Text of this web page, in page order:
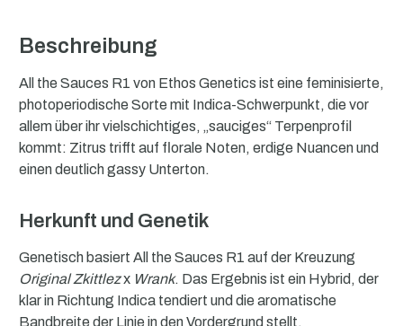
Beschreibung
All the Sauces R1 von Ethos Genetics ist eine feminisierte,
photoperiodische Sorte mit Indica-Schwerpunkt, die vor
allem über ihr vielschichtiges, „sauciges“ Terpenprofil
kommt: Zitrus trifft auf florale Noten, erdige Nuancen und
einen deutlich gassy Unterton.
Herkunft und Genetik
Genetisch basiert All the Sauces R1 auf der Kreuzung
Original Zkittlezx Wrank. Das Ergebnis ist ein Hybrid, der
klar in Richtung Indica tendiert und die aromatische
Bandbreite der Linie in den Vordergrund stellt.